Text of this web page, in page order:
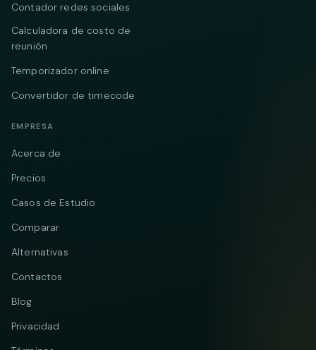
Contador redes sociales
Calculadora de costo de
reunión
Temporizador online
Convertidor de timecode
EMPRESA
Acerca de
Precios
Casos de Estudio
Comparar
Alternativas
Contactos
Blog
Privacidad